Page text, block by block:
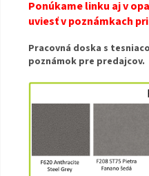
Ponúkame linku aj v
uviesť v poznámkach
Pracovná doska s
poznámok pre predajcov.